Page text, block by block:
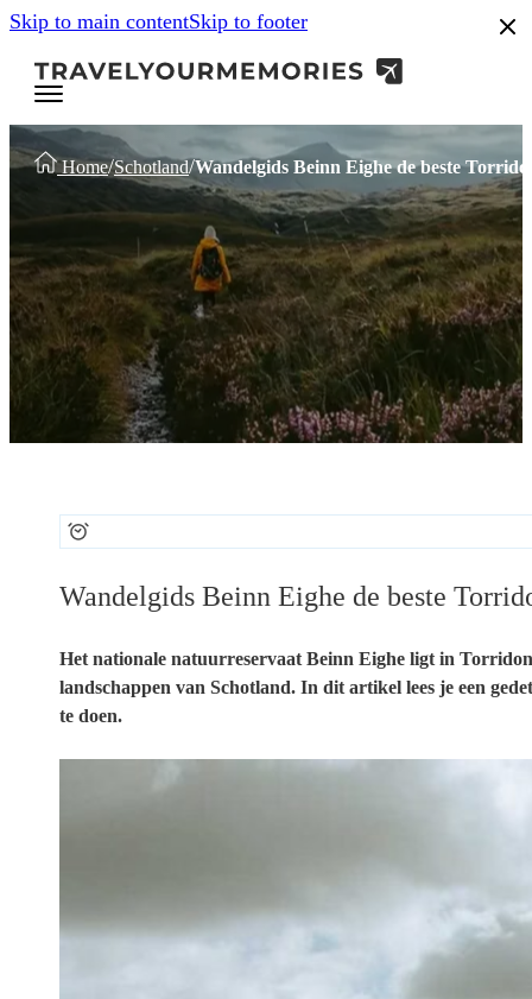
Skip to main contentSkip to footer
Home/Schotland/Wandelgids Beinn Eighe de beste
Wandelgids Beinn Eighe de beste
Het nationale natuurreservaat Beinn Eighe ligt in Torridon
landschappen van Schotland. In dit artikel lees je een
te doen.